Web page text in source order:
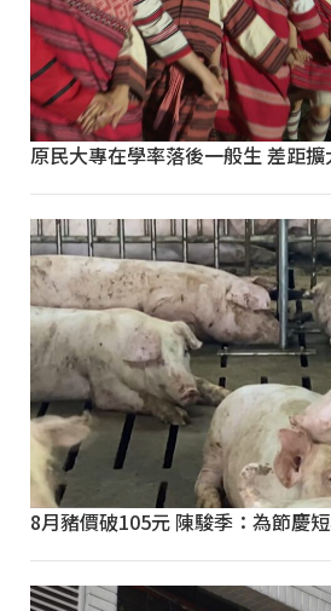
原民大專在學率落後一般生 差距
8月豬價破105元 陳駿季：為節慶